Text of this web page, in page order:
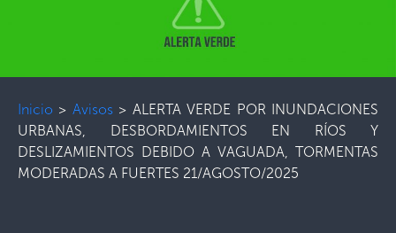
Inicio > Avisos> ALERTA VERDE POR INUNDACIONES
URBANAS, DESBORDAMIENTOS EN RÍOS Y
DESLIZAMIENTOS DEBIDO A VAGUADA, TORMENTAS
MODERADAS A FUERTES 21/AGOSTO/2025